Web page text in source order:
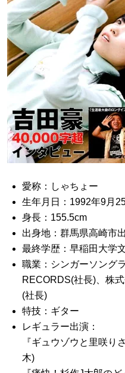
愛称：しゃちょー
生年月日：1992年9月
身長：155.5cm
出身地：群馬県高崎市
最終学歴：早稲田大学
職業：シンガーソング
RECORDS(社長)、株
(社長)
特技：ギター
レギュラー出演：
『ギュウゾウと里咲り
木)